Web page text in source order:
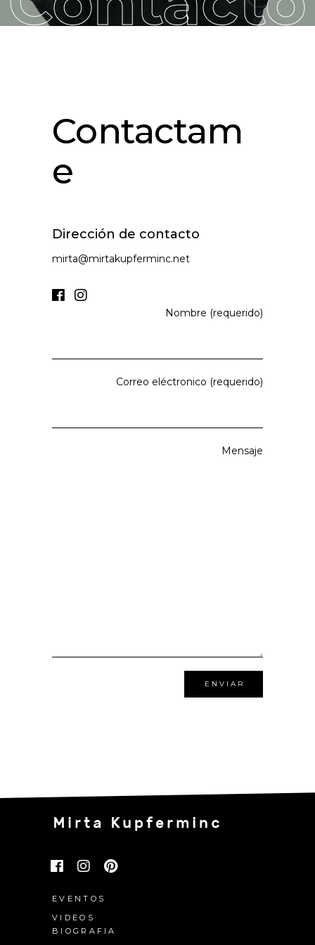
Contactam
e
Dirección de contacto
mirta@mirtakupferminc.net
Nombre (requerido)
Correo eléctronico (requerido)
Mensaje
ENVIAR
EVENTOS
VIDEOS
BIOGRAFIA